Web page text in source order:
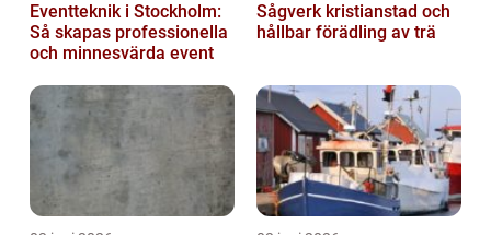
Eventteknik i Stockholm:
Så skapas professionella
och minnesvärda event
Sågverk kristianstad och
hållbar förädling av trä